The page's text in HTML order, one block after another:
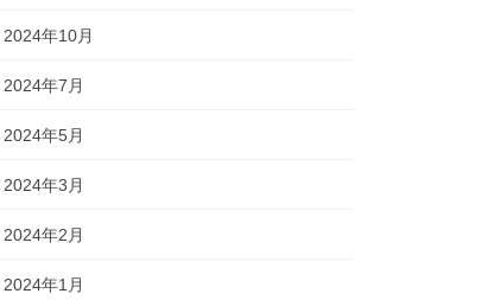
2024年10月
2024年7月
2024年5月
2024年3月
2024年2月
2024年1月